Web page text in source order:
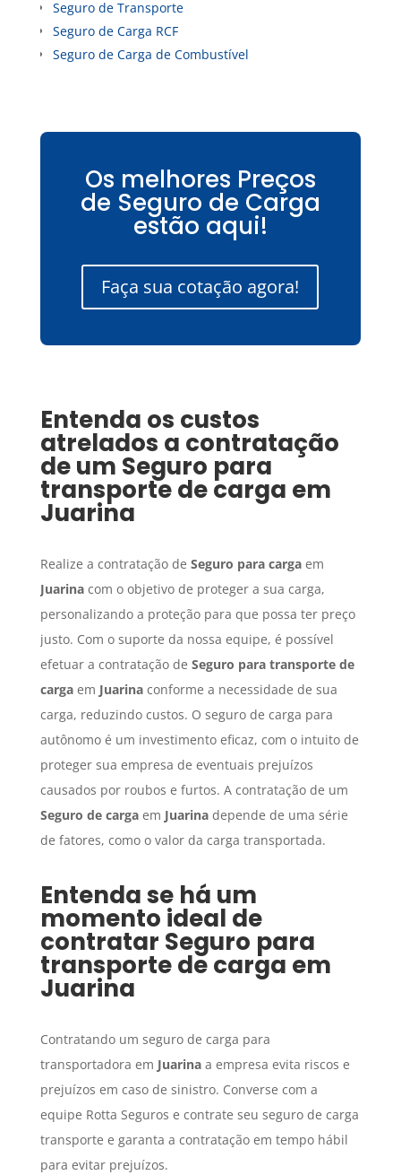
Seguro de Transporte
Seguro de Carga RCF
Seguro de Carga de Combustível
Os melhores Preços
de Seguro de Carga
estão aqui!
Faça sua cotação agora!
Entenda os custos
atrelados a contratação
de um Seguro para
transporte de carga em
Juarina
Realize a contratação de Seguro para cargaem
Juarinacom o objetivo de proteger a sua carga,
personalizando a proteção para que possa ter preço
justo. Com o suporte da nossa equipe, é possível
efetuar a contratação de Seguro para transporte de
cargaem Juarinaconforme a necessidade de sua
carga, reduzindo custos. O seguro de carga para
autônomo é um investimento eficaz, com o intuito de
proteger sua empresa de eventuais prejuízos
causados por roubos e furtos. A contratação de um
Seguro de cargaem Juarinadepende de uma série
de fatores, como o valor da carga transportada.
Entenda se há um
momento ideal de
contratar Seguro para
transporte de carga em
Juarina
Contratando um seguro de carga para
transportadora em Juarinaa empresa evita riscos e
prejuízos em caso de sinistro. Converse com a
equipe Rotta Seguros e contrate seu seguro de carga
transporte e garanta a contratação em tempo hábil
para evitar prejuízos.